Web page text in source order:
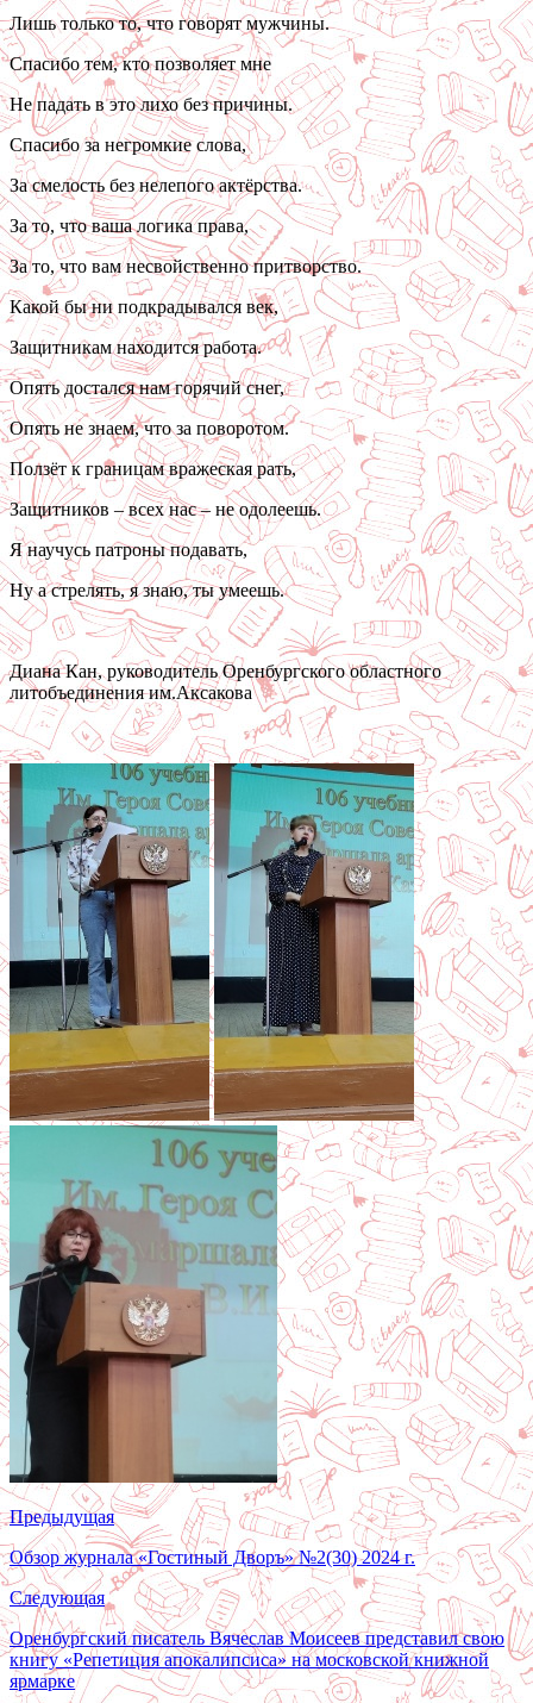
Лишь только то, что говорят мужчины.
Спасибо тем, кто позволяет мне
Не падать в это лихо без причины.
Спасибо за негромкие слова,
За смелость без нелепого актёрства.
За то, что ваша логика права,
За то, что вам несвойственно притворство.
Какой бы ни подкрадывался век,
Защитникам находится работа.
Опять достался нам горячий снег,
Опять не знаем, что за поворотом.
Ползёт к границам вражеская рать,
Защитников – всех нас – не одолеешь.
Я научусь патроны подавать,
Ну а стрелять, я знаю, ты умеешь.
Диана Кан, руководитель Оренбургского областного
литобъединения им.Аксакова
Предыдущая
Обзор журнала «Гостиный Дворъ» №2(30) 2024 г.
Следующая
Оренбургский писатель Вячеслав Моисеев представил свою
книгу «Репетиция апокалипсиса» на московской книжной
ярмарке